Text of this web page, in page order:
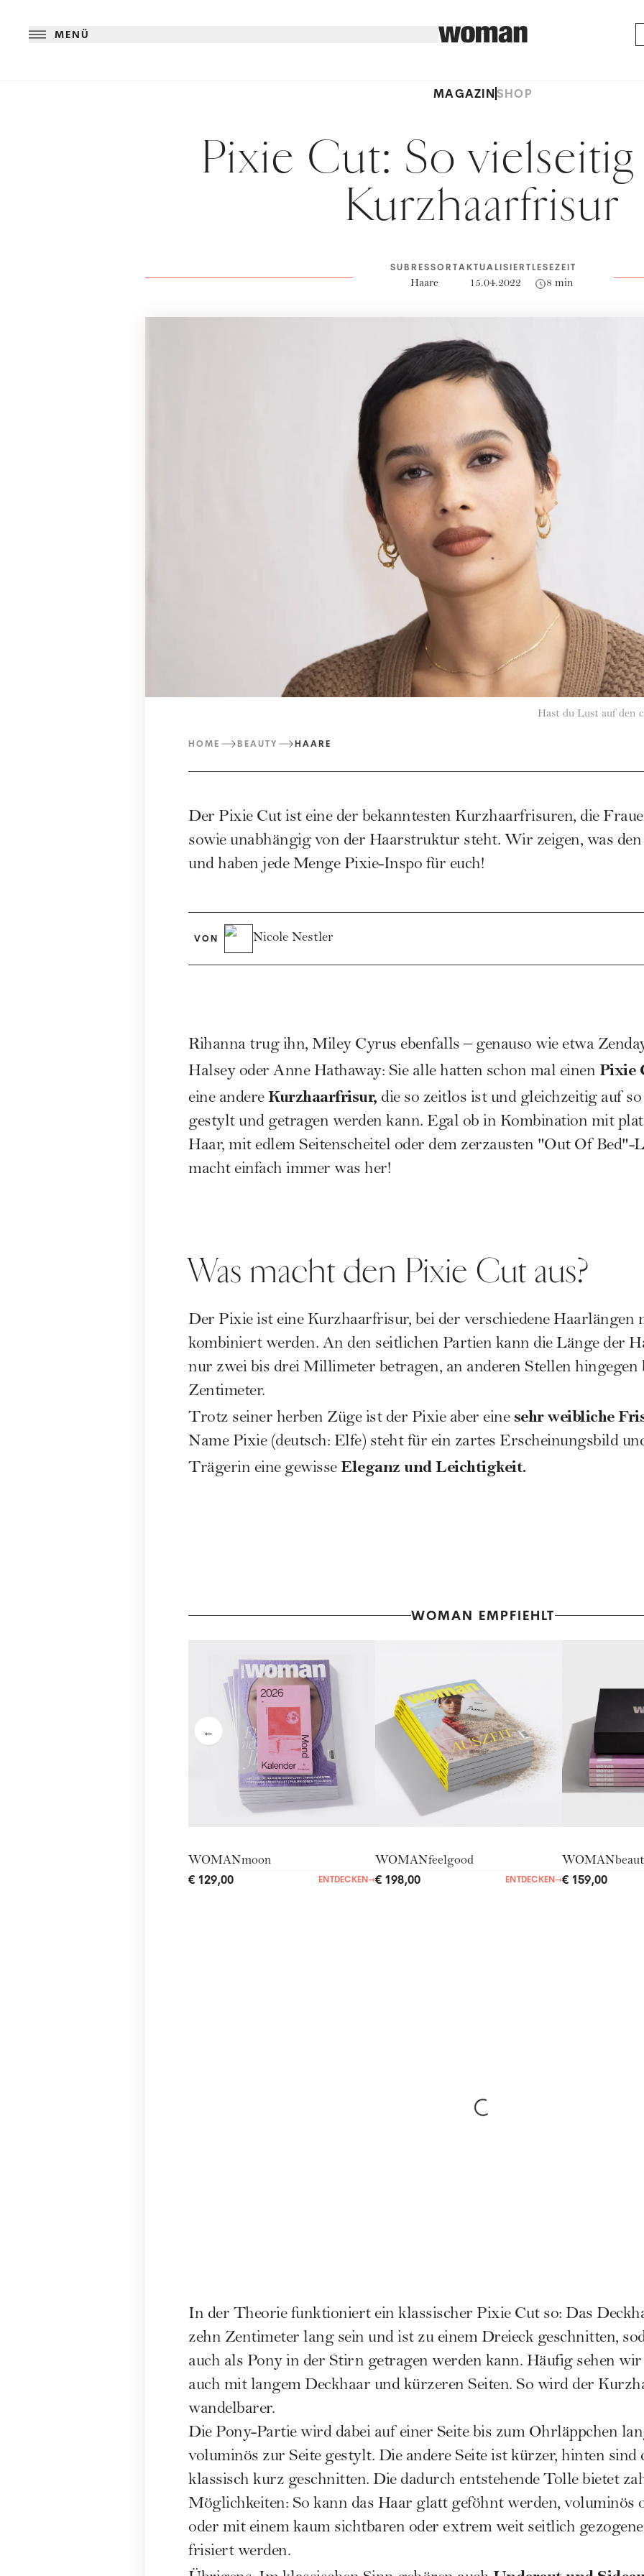
MENÜ
MAGAZINSHOP
Pixie Cut: So
Kurzhaarfrisur
SUBRESSORT
Haare
AKTUALISIERT
15.04.2022
LESEZEIT
8 min
Hast du Lust auf den
HOME BEAUTY HAARE
Der Pixie Cut ist eine der bekanntesten Kurzhaarfrisuren, die
sowie unabhängig von der Haarstruktur steht. Wir zeigen, was
und haben jede Menge Pixie-Inspo für euch!
VON Nicole Nestler
Rihanna trug ihn, Miley Cyrus ebenfalls – genauso wie etwa
Halsey oder Anne Hathaway: Sie alle hatten schon mal einen Pixie
eine andere Kurzhaarfrisur, die so zeitlos ist und gleichzeitig auf
gestylt und getragen werden kann. Egal ob in Kombination mit
Haar, mit edlem Seitenscheitel oder dem zerzausten "Out Of Bed"-
macht einfach immer was her!
Was macht den Pixie Cut aus?
Der Pixie ist eine Kurzhaarfrisur, bei der verschiedene Haarlängen
kombiniert werden. An den seitlichen Partien kann die Länge der
nur zwei bis drei Millimeter betragen, an anderen Stellen hingegen
Zentimeter.
Trotz seiner herben Züge ist der Pixie aber eine sehr weibliche
Name Pixie (deutsch: Elfe) steht für ein zartes Erscheinungsbild
Trägerin eine gewisse Eleganz und Leichtigkeit.
WOMAN EMPFIEHLT
←
WOMANmoon
€ 129,00 ENTDECKEN→
WOMANfeelgood
€ 198,00 ENTDECKEN→€ 159,00
In der Theorie funktioniert ein klassischer Pixie Cut so: Das
zehn Zentimeter lang sein und ist zu einem Dreieck geschnitten,
auch als Pony in der Stirn getragen werden kann. Häufig sehen
auch mit langem Deckhaar und kürzeren Seiten. So wird der
wandelbarer.
Die Pony-Partie wird dabei auf einer Seite bis zum Ohrläppchen
voluminös zur Seite gestylt. Die andere Seite ist kürzer, hinten sind
klassisch kurz geschnitten. Die dadurch entstehende Tolle bietet
Möglichkeiten: So kann das Haar glatt geföhnt werden, voluminös
oder mit einem kaum sichtbaren oder extrem weit seitlich
frisiert werden.